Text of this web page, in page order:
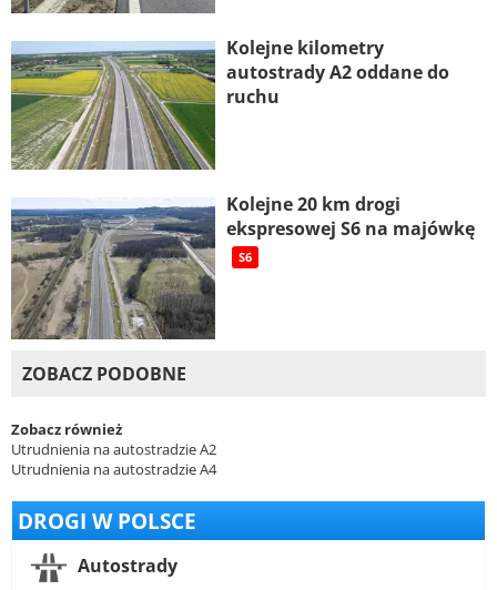
Kolejne kilometry
autostrady A2 oddane do
ruchu
Kolejne 20 km drogi
ekspresowej S6 na majówkę
S6
ZOBACZ PODOBNE
Zobacz również
Utrudnienia na autostradzie A2
Utrudnienia na autostradzie A4
DROGI W POLSCE
Autostrady